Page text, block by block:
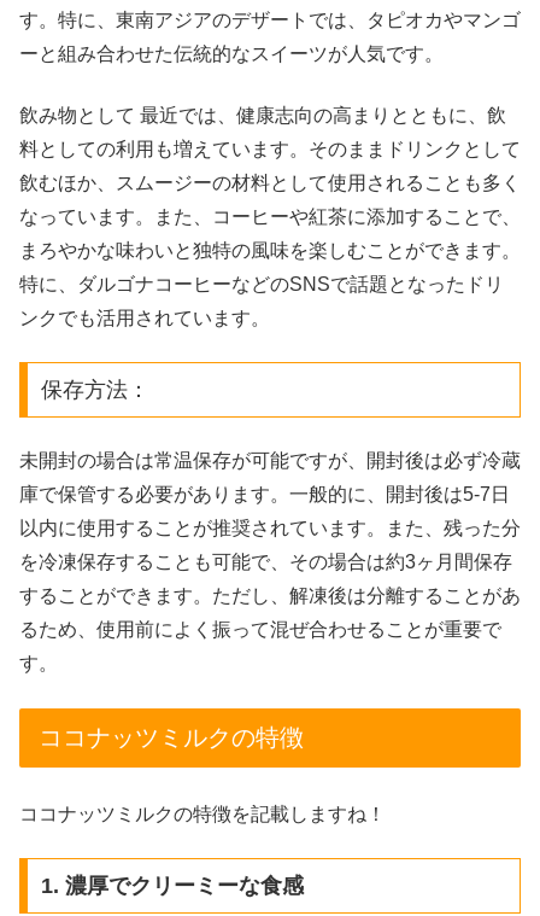
す。特に、東南アジアのデザートでは、タピオカやマンゴ
ーと組み合わせた伝統的なスイーツが人気です。
飲み物として 最近では、健康志向の高まりとともに、飲
料としての利用も増えています。そのままドリンクとして
飲むほか、スムージーの材料として使用されることも多く
なっています。また、コーヒーや紅茶に添加することで、
まろやかな味わいと独特の風味を楽しむことができます。
特に、ダルゴナコーヒーなどのSNSで話題となったドリ
ンクでも活用されています。
保存方法：
未開封の場合は常温保存が可能ですが、開封後は必ず冷蔵
庫で保管する必要があります。一般的に、開封後は5-7日
以内に使用することが推奨されています。また、残った分
を冷凍保存することも可能で、その場合は約3ヶ月間保存
することができます。ただし、解凍後は分離することがあ
るため、使用前によく振って混ぜ合わせることが重要で
す。
ココナッツミルクの特徴
ココナッツミルクの特徴を記載しますね！
1. 濃厚でクリーミーな食感